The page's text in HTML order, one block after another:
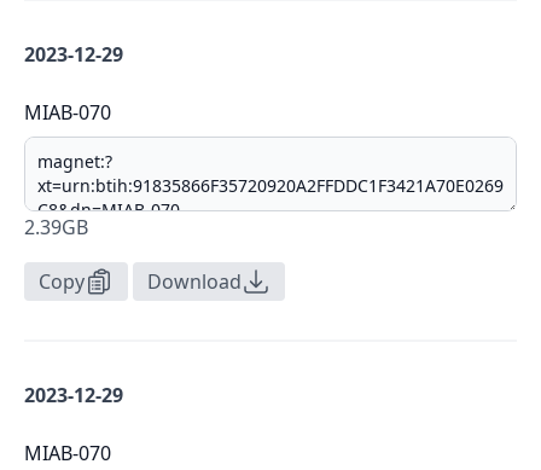
2023-12-29
MIAB-070
2.39GB
Copy Download
2023-12-29
MIAB-070